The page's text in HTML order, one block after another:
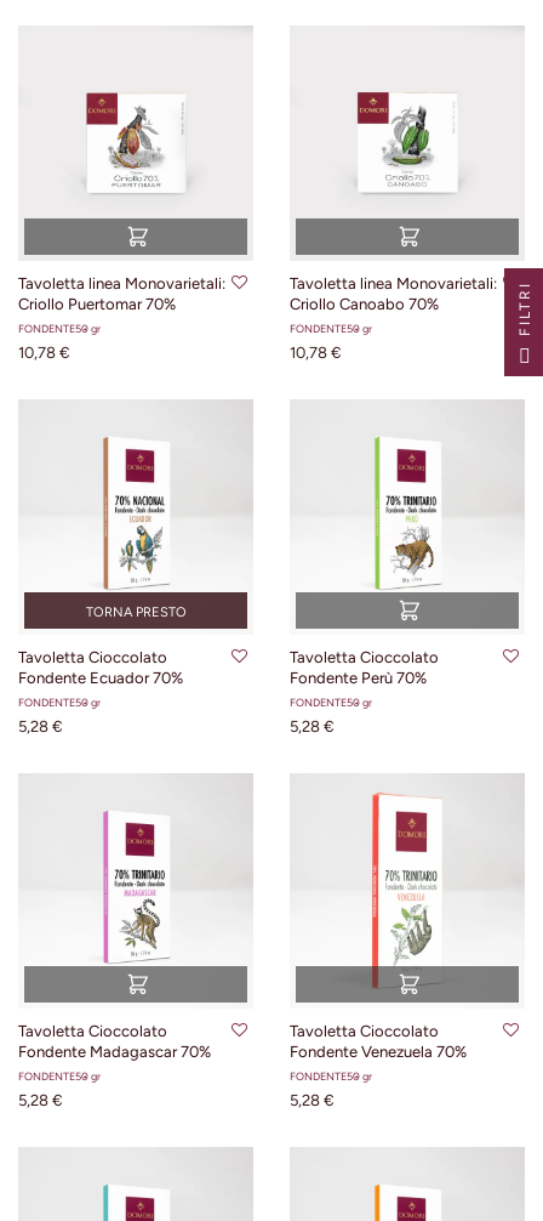
Tavoletta linea Monovarietali:
Criollo Puertomar 70%
FONDENTE50 gr
10,78 €
Tavoletta linea Monovarietali:
Criollo Canoabo 70%
FONDENTE50 gr
10,78 €
TORNA PRESTO
Tavoletta Cioccolato
Fondente Ecuador 70%
FONDENTE50 gr
5,28 €
Tavoletta Cioccolato
Fondente Perù 70%
FONDENTE50 gr
5,28 €
Tavoletta Cioccolato
Fondente Madagascar 70%
FONDENTE50 gr
5,28 €
Tavoletta Cioccolato
Fondente Venezuela 70%
FONDENTE50 gr
5,28 €
I